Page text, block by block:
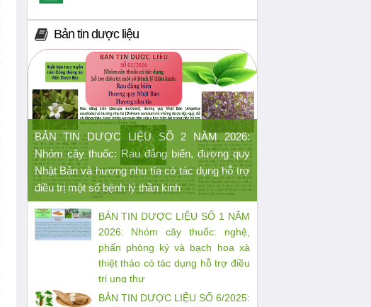
Bản tin dược liệu
BẢN TIN DƯỢC LIỆU SỐ 2 NĂM 2026:
Nhóm cây thuốc: Rau đắng biển, đương quy
Nhật Bản và hương nhu tía có tác dụng hỗ trợ
điều trị một số bệnh lý thần kinh
BẢN TIN DƯỢC LIỆU SỐ 1 NĂM
2026: Nhóm cây thuốc: nghệ,
phấn phòng kỷ và bạch hoa xà
thiệt thảo có tác dụng hỗ trợ điều
trị ung thư
27/03/2026
BẢN TIN DƯỢC LIỆU SỐ 6/2025: